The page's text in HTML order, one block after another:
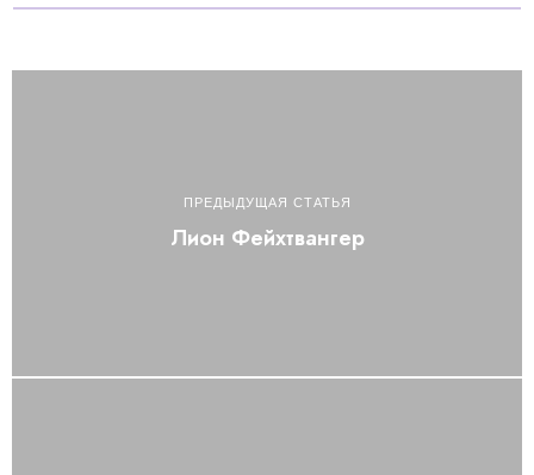
ПРЕДЫДУЩАЯ СТАТЬЯ
Лион Фейхтвангер